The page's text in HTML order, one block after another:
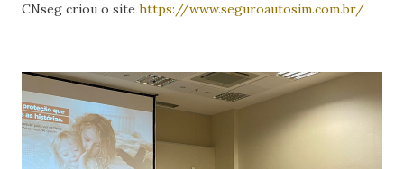
CNseg criou o site https://www.seguroautosim.com.br/